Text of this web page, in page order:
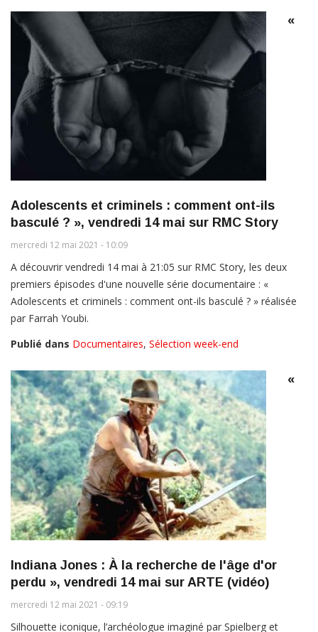
«
Adolescents et criminels : comment ont-ils
basculé ? », vendredi 14 mai sur RMC Story
mercredi 12 mai 2021 - 10:09
A découvrir vendredi 14 mai à 21:05 sur RMC Story, les deux
premiers épisodes d'une nouvelle série documentaire : «
Adolescents et criminels : comment ont-ils basculé ? » réalisée
par Farrah Youbi.
Publié dans Documentaires, Sélection week-end
«
Indiana Jones : À la recherche de l'âge d'or
perdu », vendredi 14 mai sur ARTE (vidéo)
mercredi 12 mai 2021 - 09:19
Silhouette iconique, l’archéologue imaginé par Spielberg et